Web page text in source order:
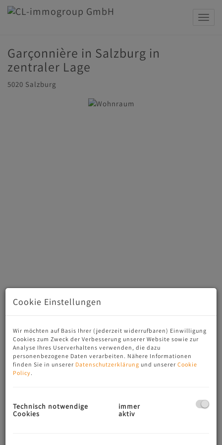
Garçonnière in Salzburg in
zentraler Lage
5020 Salzburg
Beschreibung
von Salzburg, einer perfekten Kombination aus Komfort,
Funktionalität und bester Lage. Diese gepflegte Wohnung
Cookie Einstellungen
Wir möchten auf Basis Ihrer (jederzeit widerrufbaren) Einwilligung
Cookies zum Zweck der Verbesserung unserer Website sowie zur
Analyse Ihres Userverhaltens verwenden, die dazu
personenbezogene Daten verarbeiten. Nähere Informationen
finden Sie in unserer Datenschutzerklärung und unserer Cookie
Policy.
Technisch notwendige
Cookies
immer
aktiv